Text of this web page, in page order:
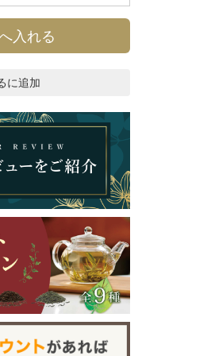
、植物由来の生分解性ティーバッグ。
入れる
に追加